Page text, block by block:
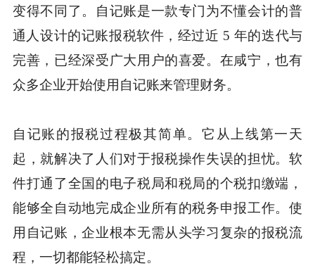
变得不同了。自记账是一款专门为不懂会计的普
通人设计的记账报税软件，经过近 5 年的迭代与
完善，已经深受广大用户的喜爱。在咸宁，也有
众多企业开始使用自记账来管理财务。
自记账的报税过程极其简单。它从上线第一天
起，就解决了人们对于报税操作失误的担忧。软
件打通了全国的电子税局和税局的个税扣缴端，
能够全自动地完成企业所有的税务申报工作。使
用自记账，企业根本无需从头学习复杂的报税流
程，一切都能轻松搞定。